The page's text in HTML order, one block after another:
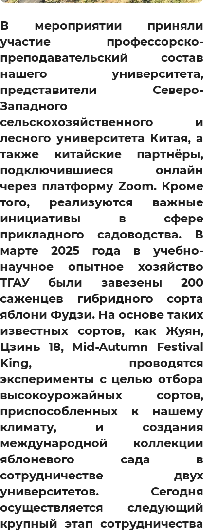
В мероприятии приняли
участие профессорско-
преподавательский состав
нашего университета,
представители Северо-
Западного
сельскохозяйственного и
лесного университета Китая, а
также китайские партнёры,
подключившиеся онлайн
через платформу Zoom. Кроме
того, реализуются важные
инициативы в сфере
прикладного садоводства. В
марте 2025 года в учебно-
научное опытное хозяйство
ТГАУ были завезены 200
саженцев гибридного сорта
яблони Фудзи. На основе таких
известных сортов, как Жуян,
Цзинь 18, Mid-Autumn Festival
King, проводятся
эксперименты с целью отбора
высокоурожайных сортов,
приспособленных к нашему
климату, и создания
международной коллекции
яблоневого сада в
сотрудничестве двух
университетов. Сегодня
осуществляется следующий
крупный этап сотрудничества